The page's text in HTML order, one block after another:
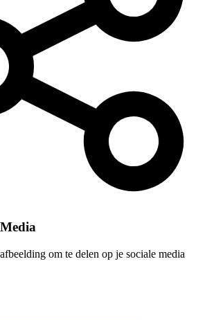
om te delen op je sociale media